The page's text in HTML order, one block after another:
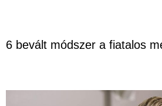
6 bevált módszer a fiatalos